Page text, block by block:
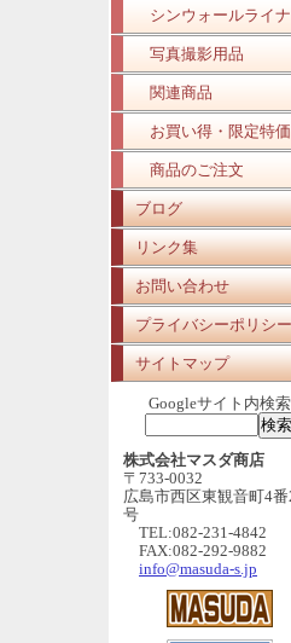
シンウォールライ
写真撮影用品
関連商品
お買い得・限定特
商品のご注文
ブログ
リンク集
お問い合わせ
プライバシーポリシー
サイトマップ
Googleサイト内検索
株式会社マスダ商店
〒733-0032
広島市西区東観音町4番
号
TEL:082-231-4842
FAX:082-292-9882
info@masuda-s.jp